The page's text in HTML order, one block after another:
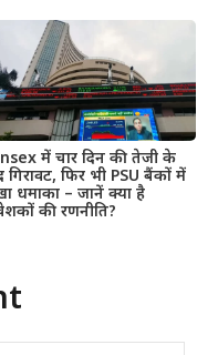
में चार दिन की तेजी के
गिरावट, फिर भी PSU बैंकों में
धमाका – जानें क्या है
की रणनीति?